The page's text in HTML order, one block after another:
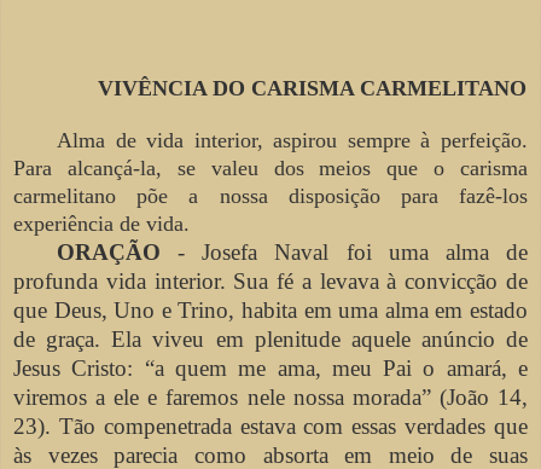
VIVÊNCIA DO CARISMA CARMELITANO
Alma de vida interior, aspirou sempre à perfeição.
Para alcançá-la, se valeu dos meios que o carisma
carmelitano põe a nossa disposição para fazê-los
experiência de vida.
ORAÇÃO- Josefa Naval foi uma alma de
profunda vida interior. Sua fé a levava à convicção de
que Deus, Uno e Trino, habita em uma alma em estado
de graça. Ela viveu em plenitude aquele anúncio de
Jesus Cristo: “a quem me ama, meu Pai o amará, e
viremos a ele e faremos nele nossa morada” (João 14,
23). Tão compenetrada estava com essas verdades que
às vezes parecia como absorta em meio de suas